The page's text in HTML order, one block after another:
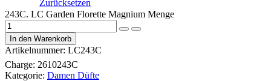
Zurücksetzen
243C. LC Garden Florette Magnium Menge
In den Warenkorb
Artikelnummer: LC243C
Charge: 2610243C
Kategorie: Damen Düfte